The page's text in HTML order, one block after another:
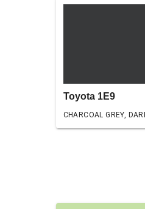
Toyota 1E9
CHARCOAL GREY,